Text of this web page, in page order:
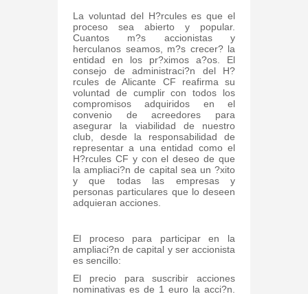
La voluntad del H?rcules es que el
proceso sea abierto y popular.
Cuantos m?s accionistas y
herculanos seamos, m?s crecer? la
entidad en los pr?ximos a?os. El
consejo de administraci?n del H?
rcules de Alicante CF reafirma su
voluntad de cumplir con todos los
compromisos adquiridos en el
convenio de acreedores para
asegurar la viabilidad de nuestro
club, desde la responsabilidad de
representar a una entidad como el
H?rcules CF y con el deseo de que
la ampliaci?n de capital sea un ?xito
y que todas las empresas y
personas particulares que lo deseen
adquieran acciones.
El proceso para participar en la
ampliaci?n de capital y ser accionista
es sencillo:
El precio para suscribir acciones
nominativas es de 1 euro la acci?n.